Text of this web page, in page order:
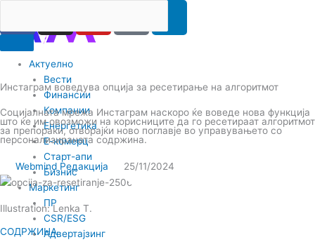
content
e
o
o
k
s
t
a
g
r
a
m
u
b
e
i
k
-
t
i
k
d
i
n
Актуелно
Вести
Финансии
Компании
Енергетика
Е-комерц
Старт-апи
Бизнис
Маркетинг
ПР
CSR/ESG
Адвертајзинг
Инстаграм воведува опција за ресетирање на алгоритмот
Социјалната мрежа Инстаграм наскоро ќе воведе нова функција
што ќе им овозможи на корисниците да го ресетираат алгоритмот
за препораки, отворајќи ново поглавје во управувањето со
персонализираната содржина.
Webmind Редакција 25/11/2024
Illustration: Lenka T.
СОДРЖИНА